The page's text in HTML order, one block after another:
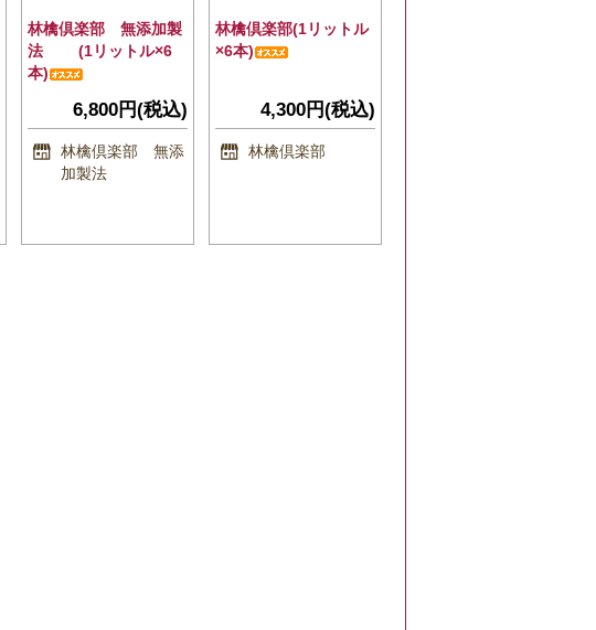
林檎倶楽部 無添加製
法 (1リットル×6
本)
6,800円(税込)
林檎倶楽部 無添
加製法
林檎倶楽部(1リットル
×6本)
4,300円(税込)
林檎倶楽部